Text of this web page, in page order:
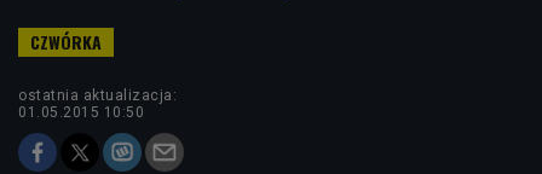
ostatnia aktualizacja:
01.05.2015 10:50